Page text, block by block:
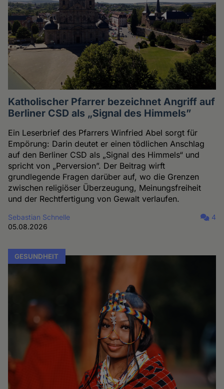
Katholischer Pfarrer bezeichnet Angriff auf
Berliner CSD als „Signal des Himmels”
Ein Leserbrief des Pfarrers Winfried Abel sorgt für
Empörung: Darin deutet er einen tödlichen Anschlag
auf den Berliner CSD als „Signal des Himmels“ und
spricht von „Perversion”. Der Beitrag wirft
grundlegende Fragen darüber auf, wo die Grenzen
zwischen religiöser Überzeugung, Meinungsfreiheit
und der Rechtfertigung von Gewalt verlaufen.
Sebastian Schnelle
05.08.2026
4
GESUNDHEIT